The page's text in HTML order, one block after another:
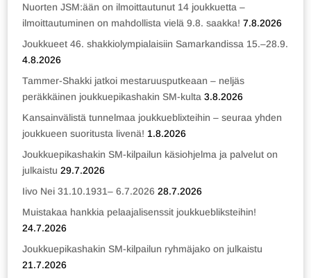
Nuorten JSM:ään on ilmoittautunut 14 joukkuetta –
ilmoittautuminen on mahdollista vielä 9.8. saakka! 7.8.2026
Joukkueet 46. shakkiolympialaisiin Samarkandissa 15.–28.9.
4.8.2026
Tammer-Shakki jatkoi mestaruusputkeaan – neljäs
peräkkäinen joukkuepikashakin SM-kulta 3.8.2026
Kansainvälistä tunnelmaa joukkueblixteihin – seuraa yhden
joukkueen suoritusta livenä! 1.8.2026
Joukkuepikashakin SM-kilpailun käsiohjelma ja palvelut on
julkaistu 29.7.2026
Iivo Nei 31.10.1931– 6.7.2026 28.7.2026
Muistakaa hankkia pelaajalisenssit joukkuebliksteihin!
24.7.2026
Joukkuepikashakin SM-kilpailun ryhmäjako on julkaistu
21.7.2026